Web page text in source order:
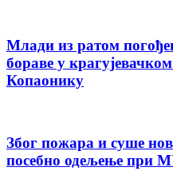
Млади из ратом
бораве у
Копаонику
Због пожара и суше
посебно одељење при